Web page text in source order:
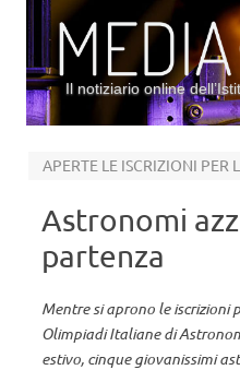
Il notiziario online
Astronomi
partenza
Mentre si aprono le iscrizioni
Olimpiadi Italiane di
estivo, cinque giovanissimi